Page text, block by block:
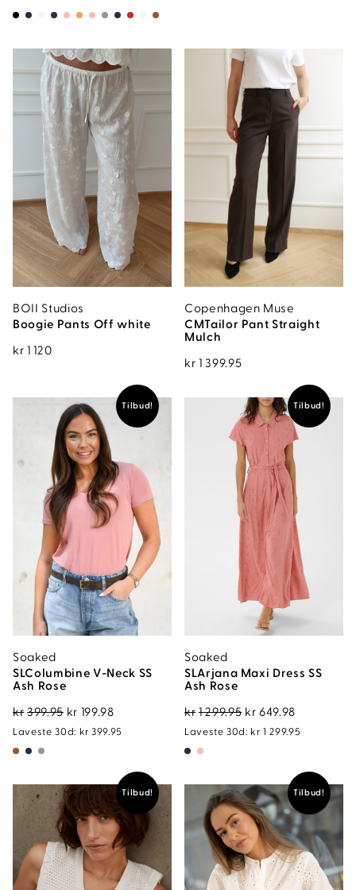
BOII Studios
Boogie Pants Off white
kr 1 120
Copenhagen Muse
CMTailor Pant Straight
Mulch
kr 1 399.95
Tilbud!
Soaked
SLColumbine V-Neck SS
Ash Rose
kr399.95 Opprinnelig
pris
kr 199.98Nåværende
pris
kr199.98.
Laveste 30d: kr 399.95
Tilbud!
Soaked
SLArjana Maxi Dress SS
Ash Rose
kr1 299.95 Opprinnelig
pris
299.95.
kr 649.98
pris
kr649.98.
Laveste 30d: kr 1 299.95
Tilbud! Tilbud!